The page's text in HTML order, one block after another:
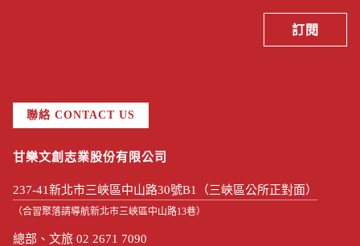
聯絡 CONTACT US
甘樂文創志業股份有限公司
237-41新北市三峽區中山路30號B1（三峽區公所正對面）
（合習聚落請導航新北市三峽區中山路13巷）
總部、文旅 02 2671 7090